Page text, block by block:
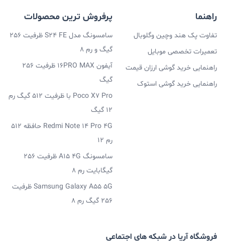
راهنما
تفاوت پک هند وچین وگلوبال
تعمیرات تخصصی موبایل
راهنمایی خرید گوشی ارزان قیمت
راهنمایی خرید گوشی استوک
پرفروش ترین محصولات
سامسونگ مدل S24 FE ظرفیت 256
گیگ و رم 8
آیفون 16PRO MAX ظرفیت 256
گیگ
Poco X7 Pro با ظرفیت 512 گیگ رم
12 گیگ
Redmi Note 14 Pro 4G حافظه 512
رم 12
سامسونگ A15 4G ظرفیت 256
گیگابایت رم 8
Samsung Galaxy A55 5G ظرفیت
256 گیگ رم 8
فروشگاه آریا در شبکه های اجتماعی